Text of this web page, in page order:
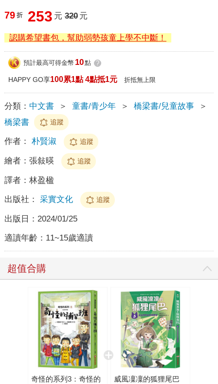
79 折 253 元 320 元
認購希望書包，幫助弱勢孩童上學不中斷！
預計最高可得金幣 10點 ?
HAPPY GO享100累1點 4點抵1元 折抵無上限
分類： 中文書 ＞ 童書/青少年 ＞ 橋梁書/兒童故事
＞
橋梁書
追蹤
作者： 朴賢淑 追蹤
繪者： 張敍暎 追蹤
譯者： 林盈楹
出版社： 采實文化 追蹤
出版日： 2024/01/25
適讀年齡： 11~15歲適讀
超值合購
奇怪的系列3：奇怪的
威風凜凜的狐狸尾巴